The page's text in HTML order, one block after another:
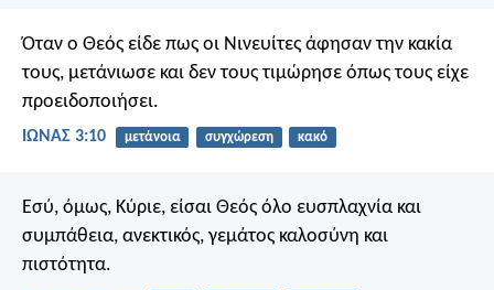
Όταν ο Θεός είδε πως οι Νινευίτες άφησαν την κακία
τους, μετάνιωσε και δεν τους τιμώρησε όπως τους είχε
προειδοποιήσει.
ΙΩΝΑΣ 3:10 μετάνοια συγχώρεση κακό
Εσύ, όμως, Κύριε, είσαι Θεός όλο ευσπλαχνία και
συμπάθεια, ανεκτικός, γεμάτος καλοσύνη και
πιστότητα.